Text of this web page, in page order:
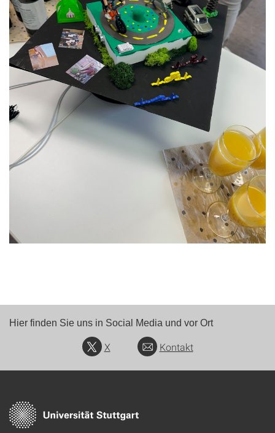
Hier finden Sie uns in Social Media und vor Ort
X Kontakt